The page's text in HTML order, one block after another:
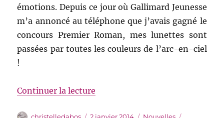
émotions. Depuis ce jour où Gallimard Jeunesse
m’a annoncé au téléphone que j’avais gagné le
concours Premier Roman, mes lunettes sont
passées par toutes les couleurs de l’arc-en-ciel
!
Continuer la lecture
Auteur
christelledabos
Publié
2 janvier 2014 Catégories
Nouvelles